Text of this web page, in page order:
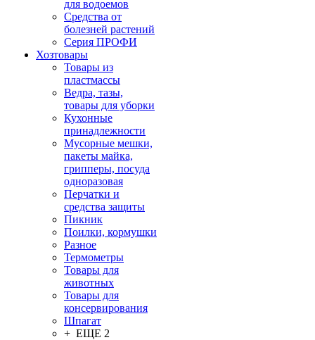
для водоемов
Средства от
болезней растений
Серия ПРОФИ
Хозтовары
Товары из
пластмассы
Ведра, тазы,
товары для уборки
Кухонные
принадлежности
Мусорные мешки,
пакеты майка,
грипперы, посуда
одноразовая
Перчатки и
средства защиты
Пикник
Поилки, кормушки
Разное
Термометры
Товары для
животных
Товары для
консервирования
Шпагат
+ ЕЩЕ 2